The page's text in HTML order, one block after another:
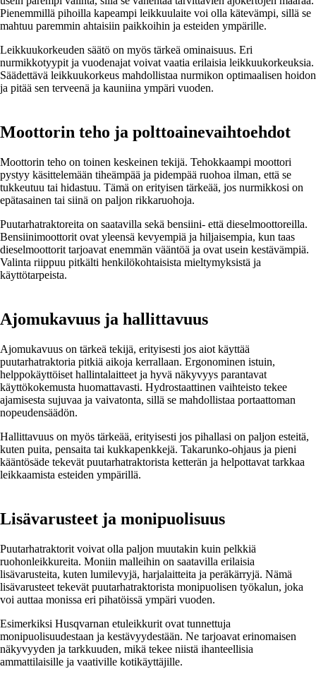
Pienemmillä pihoilla kapeampi leikkuulaite voi olla kätevämpi, sillä se
mahtuu paremmin ahtaisiin paikkoihin ja esteiden ympärille.
Leikkuukorkeuden säätö on myös tärkeä ominaisuus. Eri
nurmikkotyypit ja vuodenajat voivat vaatia erilaisia leikkuukorkeuksia.
Säädettävä leikkuukorkeus mahdollistaa nurmikon optimaalisen hoidon
ja pitää sen terveenä ja kauniina ympäri vuoden.
Moottorin teho ja polttoainevaihtoehdot
Moottorin teho on toinen keskeinen tekijä. Tehokkaampi moottori
pystyy käsittelemään tiheämpää ja pidempää ruohoa ilman, että se
tukkeutuu tai hidastuu. Tämä on erityisen tärkeää, jos nurmikkosi on
epätasainen tai siinä on paljon rikkaruohoja.
Puutarhatraktoreita on saatavilla sekä bensiini- että dieselmoottoreilla.
Bensiinimoottorit ovat yleensä kevyempiä ja hiljaisempia, kun taas
dieselmoottorit tarjoavat enemmän vääntöä ja ovat usein kestävämpiä.
Valinta riippuu pitkälti henkilökohtaisista mieltymyksistä ja
käyttötarpeista.
Ajomukavuus ja hallittavuus
Ajomukavuus on tärkeä tekijä, erityisesti jos aiot käyttää
puutarhatraktoria pitkiä aikoja kerrallaan. Ergonominen istuin,
helppokäyttöiset hallintalaitteet ja hyvä näkyvyys parantavat
käyttökokemusta huomattavasti. Hydrostaattinen vaihteisto tekee
ajamisesta sujuvaa ja vaivatonta, sillä se mahdollistaa portaattoman
nopeudensäädön.
Hallittavuus on myös tärkeää, erityisesti jos pihallasi on paljon esteitä,
kuten puita, pensaita tai kukkapenkkejä. Takarunko-ohjaus ja pieni
kääntösäde tekevät puutarhatraktorista ketterän ja helpottavat tarkkaa
leikkaamista esteiden ympärillä.
Lisävarusteet ja monipuolisuus
Puutarhatraktorit voivat olla paljon muutakin kuin pelkkiä
ruohonleikkureita. Moniin malleihin on saatavilla erilaisia
lisävarusteita, kuten lumilevyjä, harjalaitteita ja peräkärryjä. Nämä
lisävarusteet tekevät puutarhatraktorista monipuolisen työkalun, joka
voi auttaa monissa eri pihatöissä ympäri vuoden.
Esimerkiksi Husqvarnan etuleikkurit ovat tunnettuja
monipuolisuudestaan ja kestävyydestään. Ne tarjoavat erinomaisen
näkyvyyden ja tarkkuuden, mikä tekee niistä ihanteellisia
ammattilaisille ja vaativille kotikäyttäjille.